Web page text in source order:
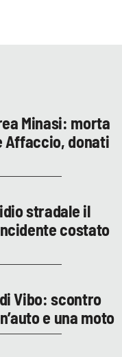
Minasi: morta
Affaccio, donati
stradale il
costato
Vibo: scontro
e una moto